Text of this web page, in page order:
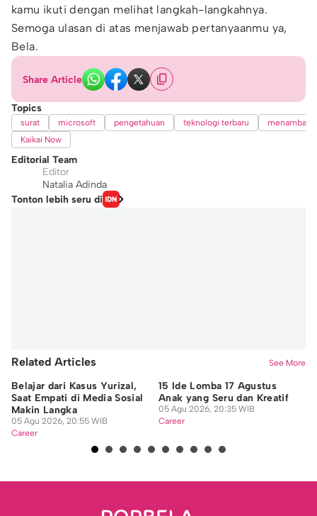
kamu ikuti dengan melihat langkah-langkahnya.
Semoga ulasan di atas menjawab pertanyaanmu ya,
Bela.
Share Article
Topics
surat microsoft pengetahuan teknologi terbaru
menambah
Kaikai Now
Editorial Team
Editor
Natalia Adinda
Tonton lebih seru di
Related Articles See More
Belajar dari Kasus Yurizal,
Saat Empati di Media Sosial
Makin Langka
05 Agu 2026, 20:55 WIB
Career
15 Ide Lomba 17 Agustus
Anak yang Seru dan Kreatif
05 Agu 2026, 20:35 WIB
Career